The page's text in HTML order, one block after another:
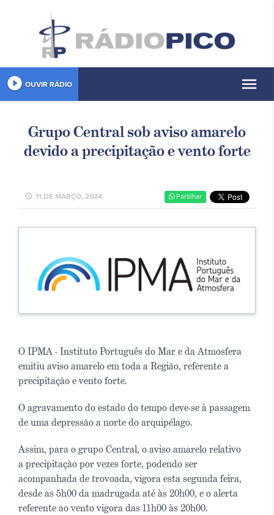
play_circle_filled OUVIR RÁDIO menu
Grupo Central sob aviso amarelo
devido a precipitação e vento forte
schedule 11 DE MARÇO, 2024 Partilhar
O IPMA - Instituto Português do Mar e da Atmosfera
emitiu aviso amarelo em toda a Região, referente a
precipitação e vento forte.
O agravamento do estado do tempo deve-se à passagem
de uma depressão a norte do arquipélago.
Assim, para o grupo Central, o aviso amarelo relativo
a precipitação por vezes forte, podendo ser
acompanhada de trovoada, vigora esta segunda feira,
desde as 5h00 da madrugada até às 20h00, e o alerta
referente ao vento vigora das 11h00 às 20h00.